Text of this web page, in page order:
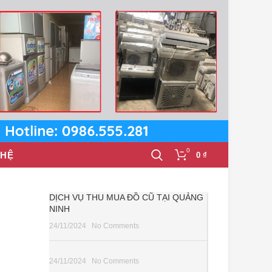
0 0 ₫
DỊCH VỤ THU MUA ĐỒ CŨ TẠI QUẢNG
NINH
24/11/2024 No Comments
24/11/2024 No Comments